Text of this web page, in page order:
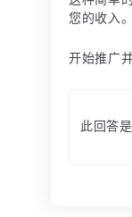
您的收入。
开始推广
此回答